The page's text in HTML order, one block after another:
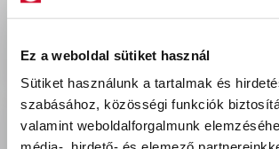
Ez a weboldal sütiket használ
Sütiket használunk a tartalmak és
szabásához, közösségi funkciók
valamint weboldalforgalmunk
delivery Szállítási díjak:
Kiszállítás - MPL